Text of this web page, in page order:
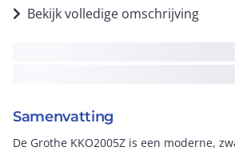
Bekijk volledige omschrijving
Samenvatting
De Grothe KKO2005Z is een moderne,